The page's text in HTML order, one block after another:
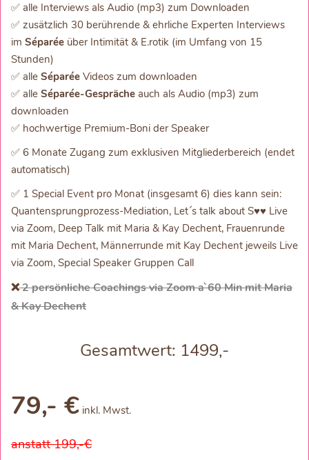
✅ alle Interviews als Audio (mp3) zum Downloaden
✅ zusätzlich 30 berührende & ehrliche Experten Interviews
im Séparée über Intimität & E.rotik (im Umfang von 15
Stunden)
✅ alle Séparée Videos zum downloaden
✅ alle Séparée-Gespräche auch als Audio (mp3) zum
downloaden
✅ hochwertige Premium-Boni der Speaker
✅ 6 Monate Zugang zum exklusiven Mitgliederbereich (endet
automatisch)
✅ 1 Special Event pro Monat (insgesamt 6) dies kann sein:
Quantensprungprozess-Mediation, Let´s talk about S♥♥ Live
via Zoom, Deep Talk mit Maria & Kay Dechent, Frauenrunde
mit Maria Dechent, Männerrunde mit Kay Dechent jeweils Live
via Zoom, Special Speaker Gruppen Call
❌2 persönliche Coachings via Zoom a`60 Min mit Maria
& Kay Dechent
Gesamtwert: 1499,-
79,- € inkl. Mwst.
anstatt 199,-€